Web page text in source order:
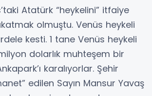
Atatürk “heykelini” itfaiye
olmuştu. Venüs heykeli
kesti. 1 tane Venüs heykeli
dolarlık muhteşem bir
karalıyorlar. Şehir
edilen Sayın Mansur Yavaş